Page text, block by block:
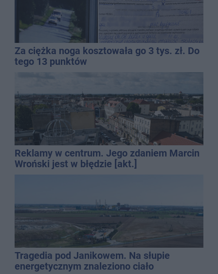
Za ciężka noga kosztowała go 3 tys. zł. Do
tego 13 punktów
Reklamy w centrum. Jego zdaniem Marcin
Wroński jest w błędzie [akt.]
Tragedia pod Janikowem. Na słupie
energetycznym znaleziono ciało